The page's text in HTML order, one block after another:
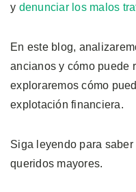
y denunciar los malos
En este blog,
ancianos y cómo puede
exploraremos cómo
explotación financiera.
Siga leyendo para
queridos mayores.